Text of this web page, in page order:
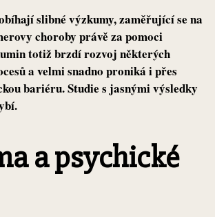
slibné výzkumy, zaměřující se na
choroby právě za pomoci
totiž brzdí rozvoj některých
a velmi snadno proniká i přes
bariéru. Studie s jasnými výsledky
a psychické